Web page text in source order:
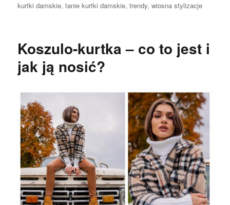
kurtki damskie,tanie kurtki damskie,trendy,wiosna stylizacje
Koszulo-kurtka – co to jest i
jak ją nosić?